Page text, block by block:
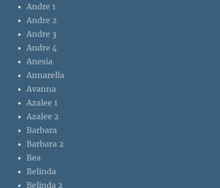
Andre 1
Andre 2
Andre 3
Andre 4
Anesia
Annarella
Avanna
Azalee 1
Azalee 2
Barbara
Barbara 2
Bea
Belinda
Belinda 2